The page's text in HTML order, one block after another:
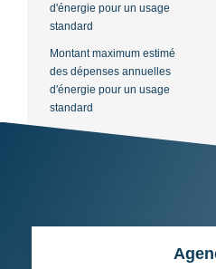
d'énergie pour un usage
standard
Montant maximum estimé
des dépenses annuelles
d'énergie pour un usage
standard